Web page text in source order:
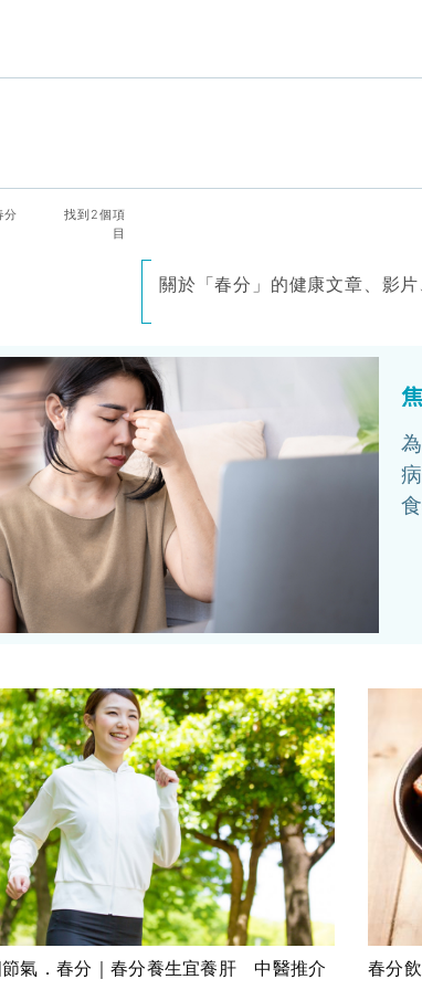
分
找到2個項
目
關於「春分」的健康文章、影
節氣．春分｜春分養生宜養肝 中醫推介
春分